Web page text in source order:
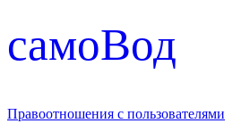
cамоВод
Правоотношения с пользователями